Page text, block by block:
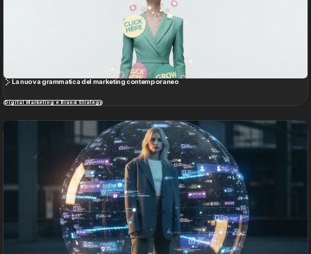
La nuova grammatica del marketing contemporaneo
Digital Marketing e Brand Strategy